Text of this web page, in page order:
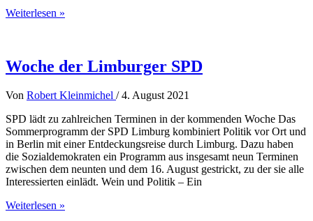
Es
in
Lindenholzhausen
Weiterlesen »
Woche der Limburger SPD
Von Robert Kleinmichel /4. August 2021
SPD lädt zu zahlreichen Terminen in der kommenden Woche Das
Sommerprogramm der SPD Limburg kombiniert Politik vor Ort und
in Berlin mit einer Entdeckungsreise durch Limburg. Dazu haben
die Sozialdemokraten ein Programm aus insgesamt neun Terminen
zwischen dem neunten und dem 16. August gestrickt, zu der sie alle
Interessierten einlädt. Wein und Politik – Ein
Woche
Weiterlesen »